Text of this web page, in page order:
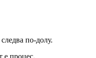
по-долу.
е процес.